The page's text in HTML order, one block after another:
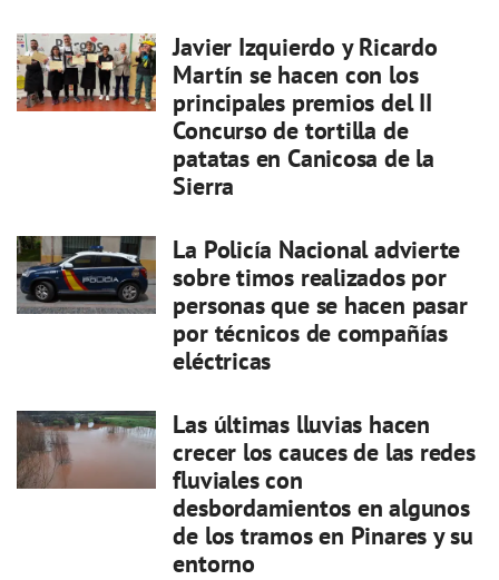
Javier Izquierdo y Ricardo
Martín se hacen con los
principales premios del II
Concurso de tortilla de
patatas en Canicosa de la
Sierra
La Policía Nacional advierte
sobre timos realizados por
personas que se hacen pasar
por técnicos de compañías
eléctricas
Las últimas lluvias hacen
crecer los cauces de las redes
fluviales con
desbordamientos en algunos
de los tramos en Pinares y su
entorno